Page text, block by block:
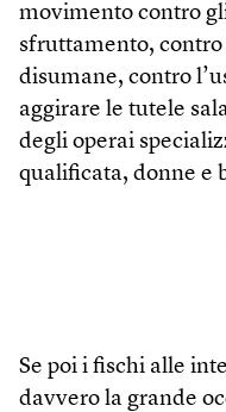
movimento contro
sfruttamento,
disumane, contro
aggirare le tutele
degli operai
qualificata, donne e
Se poi i fischi alle
davvero la grande